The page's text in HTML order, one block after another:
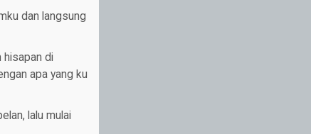
dan langsung
hisapan di
apa yang ku
lalu mulai